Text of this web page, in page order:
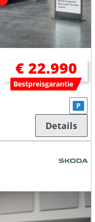
€ 22.990
Bestpreisgarantie
P
Details